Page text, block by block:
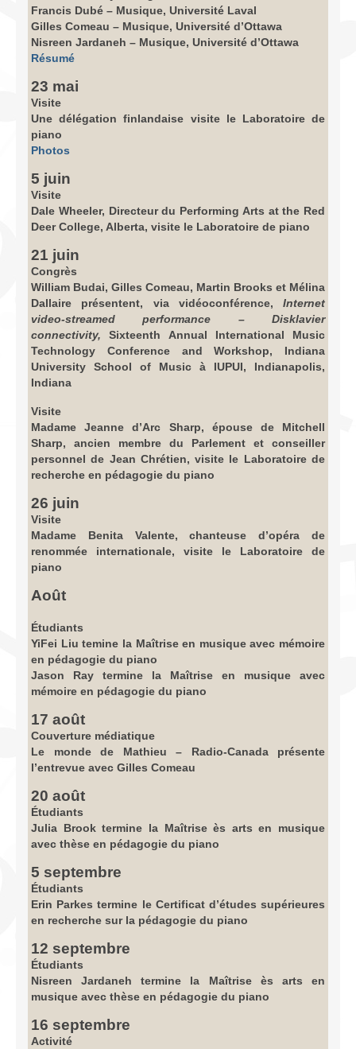
Francis Dubé – Musique, Université Laval
Gilles Comeau – Musique, Université d’Ottawa
Nisreen Jardaneh – Musique, Université d’Ottawa
Résumé
23 mai
Visite
Une délégation finlandaise visite le Laboratoire de
piano
Photos
5 juin
Visite
Dale Wheeler, Directeur du Performing Arts at the Red
Deer College, Alberta, visite le Laboratoire de piano
21 juin
Congrès
William Budai, Gilles Comeau, Martin Brooks et Mélina
Dallaire présentent, via vidéoconférence, Internet
video-streamed performance – Disklavier
connectivity,Sixteenth Annual International Music
Technology Conference and Workshop, Indiana
University School of Music à IUPUI, Indianapolis,
Indiana
Visite
Madame Jeanne d’Arc Sharp, épouse de Mitchell
Sharp, ancien membre du Parlement et conseiller
personnel de Jean Chrétien, visite le Laboratoire de
recherche en pédagogie du piano
26 juin
Visite
Madame Benita Valente, chanteuse d’opéra de
renommée internationale, visite le Laboratoire de
piano
Août
Étudiants
YiFei Liu temine la Maîtrise en musique avec mémoire
en pédagogie du piano
Jason Ray termine la Maîtrise en musique avec
mémoire en pédagogie du piano
17 août
Couverture médiatique
Le monde de Mathieu – Radio-Canada présente
l’entrevue avec Gilles Comeau
20 août
Étudiants
Julia Brook termine la Maîtrise ès arts en musique
avec thèse en pédagogie du piano
5 septembre
Étudiants
Erin Parkes termine le Certificat d’études supérieures
en recherche sur la pédagogie du piano
12 septembre
Étudiants
Nisreen Jardaneh termine la Maîtrise ès arts en
musique avec thèse en pédagogie du piano
16 septembre
Activité